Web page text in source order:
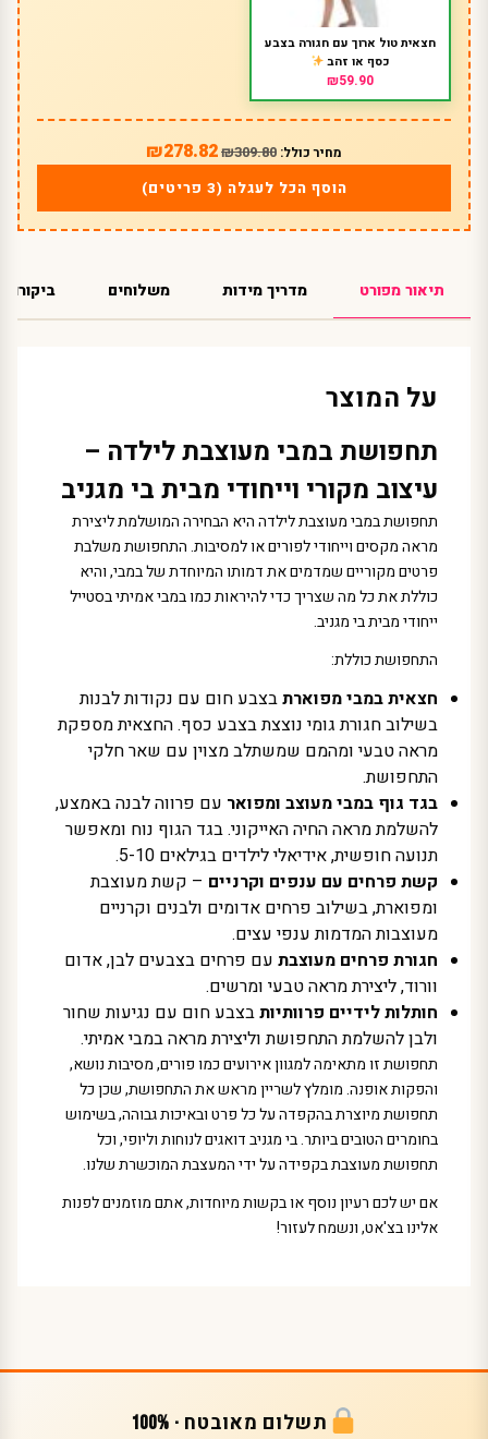
חצאית טול ארוך עם חגורה בצבע
כסף או זהב
₪59.90
מחיר כולל: ₪309.80
₪278.82
הוסף הכל לעגלה (3 פריטים)
תיאור מפורט מדריך מידות משלוחים ביקורות
על המוצר
תחפושת במבי מעוצבת לילדה –
עיצוב מקורי וייחודי מבית בי מגניב
תחפושת במבי מעוצבת לילדה היא הבחירה המושלמת ליצירת
מראה מקסים וייחודי לפורים או למסיבות. התחפושת משלבת
פרטים מקוריים שמדמים את דמותו המיוחדת של במבי, והיא
כוללת את כל מה שצריך כדי להיראות כמו במבי אמיתי בסטייל
ייחודי מבית בי מגניב.
התחפושת כוללת:
חצאית במבי מפוארתבצבע חום עם נקודות לבנות
בשילוב חגורת גומי נוצצת בצבע כסף. החצאית מספקת
מראה טבעי ומהמם שמשתלב מצוין עם שאר חלקי
התחפושת.
בגד גוף במבי מעוצב ומפואר עם פרווה לבנה באמצע,
להשלמת מראה החיה האייקוני. בגד הגוף נוח ומאפשר
תנועה חופשית, אידיאלי לילדים בגילאים 5-10.
קשת פרחים עם ענפים וקרניים – קשת מעוצבת
ומפוארת, בשילוב פרחים אדומים ולבנים וקרניים
מעוצבות המדמות ענפי עצים.
חגורת פרחים מעוצבת עם פרחים בצבעים לבן, אדום
וורוד, ליצירת מראה טבעי ומרשים.
חותלות לידיים פרוותיותבצבע חום עם נגיעות שחור
ולבן להשלמת התחפושת וליצירת מראה במבי אמיתי.
תחפושת זו מתאימה למגוון אירועים כמו פורים, מסיבות נושא,
והפקות אופנה. מומלץ לשריין מראש את התחפושת, שכן כל
תחפושת מיוצרת בהקפדה על כל פרט ובאיכות גבוהה, בשימוש
בחומרים הטובים ביותר. בי מגניב דואגים לנוחות וליופי, וכל
תחפושת מעוצבת בקפידה על ידי המעצבת המוכשרת שלנו.
אם יש לכם רעיון נוסף או בקשות מיוחדות, אתם מוזמנים לפנות
אלינו בצ'אט, ונשמח לעזור!
תשלום מאובטח · 100%